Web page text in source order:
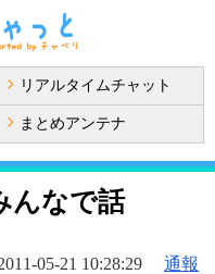
リアルタイムチャット
まとめアンテナ
んなで話
05-21 10:28:29 通報